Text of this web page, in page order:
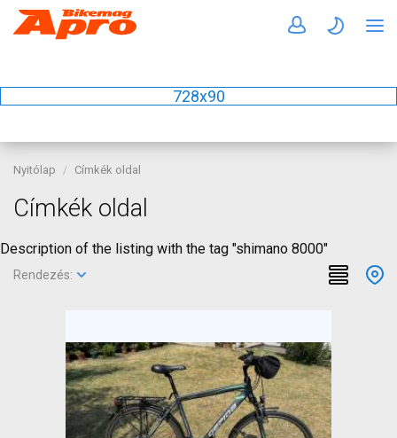
728x90
Nyitólap Címkék oldal
Címkék oldal
Description of the listing with the tag "shimano 8000"
Rendezés: